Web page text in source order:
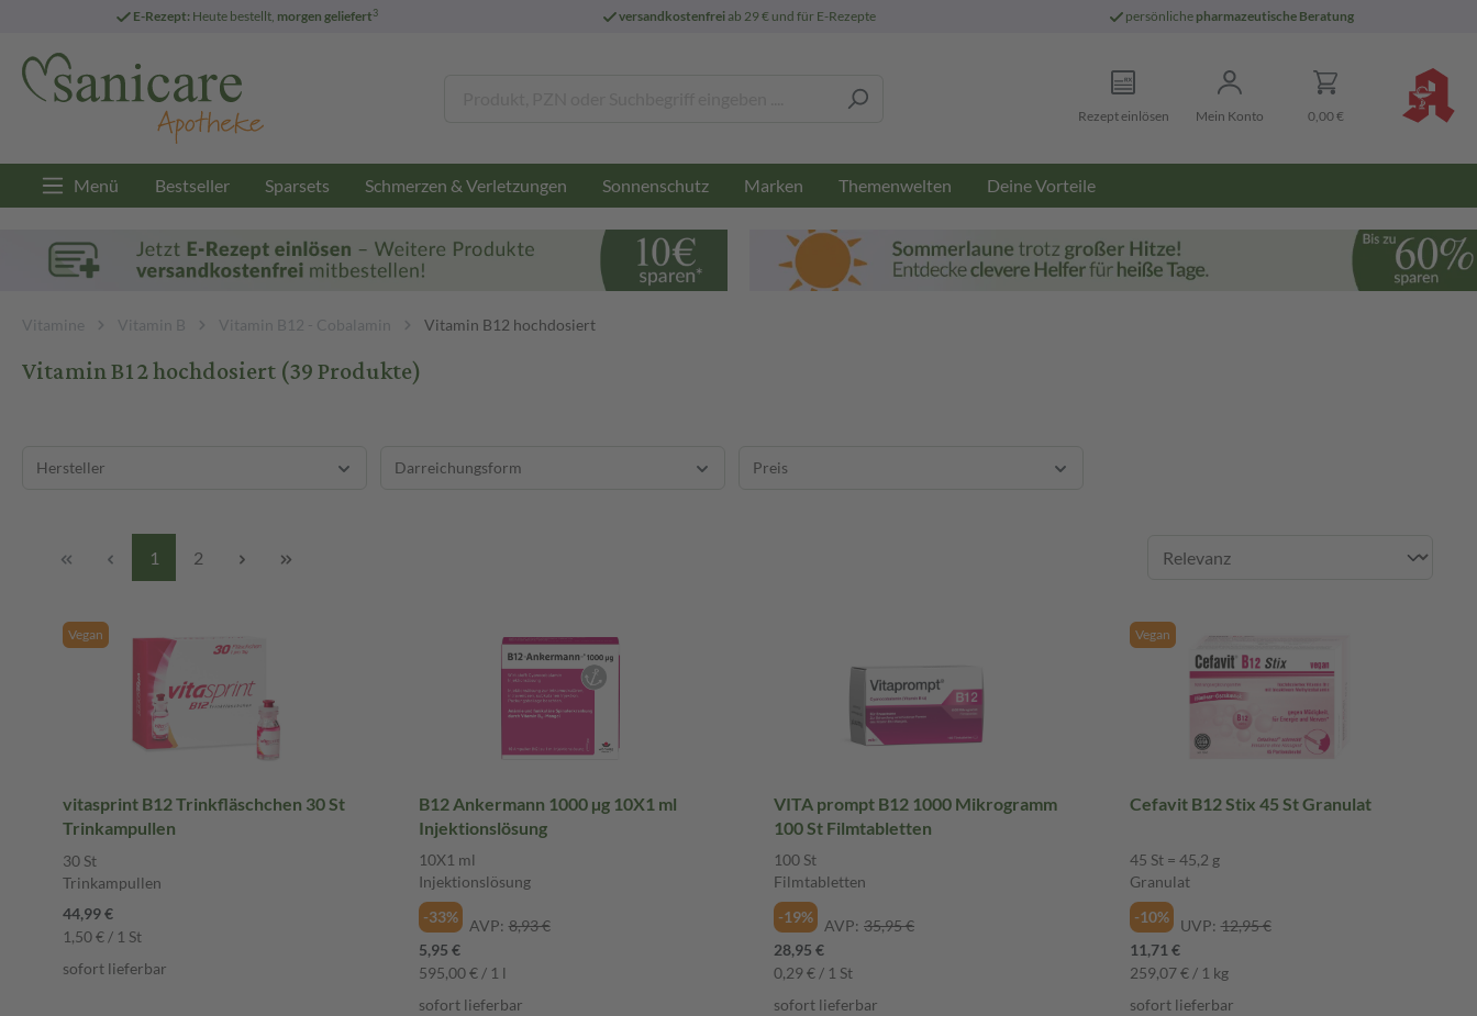
E-Rezept: Heute bestellt, morgen geliefert3 versandkostenfreiab 29 € und für E-Rezepte persönliche pharmazeutische Beratung
Rezept einlösen Mein Konto 0,00 €
Menü Bestseller Sparsets Schmerzen & Verletzungen Sonnenschutz Marken Themenwelten Deine Vorteile
Vitamine Vitamin B Vitamin B12 - Cobalamin Vitamin B12 hochdosiert
Vitamin B12 hochdosiert(39 Produkte)
Hersteller Darreichungsform Preis
1 2
Vegan
vitasprint B12 Trinkfläschchen 30 St
Trinkampullen
30 St
Trinkampullen
44,99 €
1,50 € / 1 St
sofort lieferbar
B12 Ankermann 1000 µg 10X1 ml
Injektionslösung
10X1 ml
Injektionslösung
-33%
AVP: 8,93 €
5,95 €
595,00 € / 1 l
sofort lieferbar
VITA prompt B12 1000 Mikrogramm
100 St Filmtabletten
100 St
Filmtabletten
-19%
AVP: 35,95 €
28,95 €
0,29 € / 1 St
sofort lieferbar
Vegan
Cefavit B12 Stix 45 St Granulat
45 St = 45,2 g
Granulat
-10%
UVP: 12,95 €
11,71 €
259,07 € / 1 kg
sofort lieferbar